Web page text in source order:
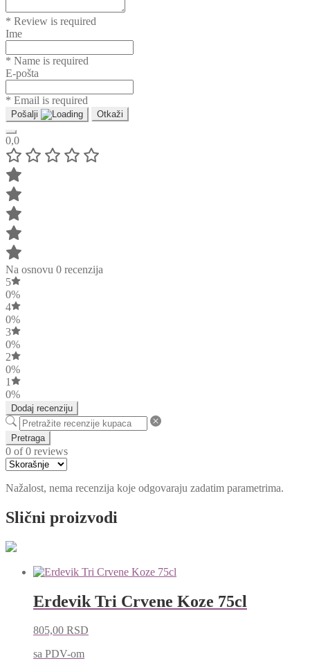
* Review is required
Ime
* Name is required
E-pošta
* Email is required
Pošalji Otkaži
0,0
Na osnovu 0 recenzija
5
0%
4
0%
3
0%
2
0%
1
0%
Dodaj recenziju
Pretraga
0 of 0 reviews
Nažalost, nema recenzija koje odgovaraju zadatim parametrima.
Slični proizvodi
Erdevik Tri Crvene Koze 75cl
805,00 RSD
sa PDV-om